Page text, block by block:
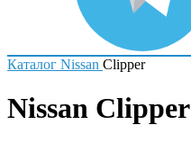
Каталог Nissan Clipper
Nissan Clipper